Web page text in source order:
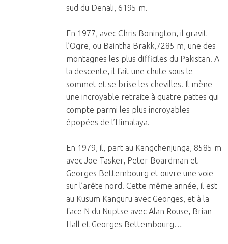
sud du Denali, 6195 m.
En 1977, avec Chris Bonington, il gravit
l’Ogre, ou Baintha Brakk,7285 m, une des
montagnes les plus difficiles du Pakistan. A
la descente, il fait une chute sous le
sommet et se brise les chevilles. Il mène
une incroyable retraite à quatre pattes qui
compte parmi les plus incroyables
épopées de l’Himalaya.
En 1979, il, part au Kangchenjunga, 8585 m
avec Joe Tasker, Peter Boardman et
Georges Bettembourg et ouvre une voie
sur l’arête nord. Cette même année, il est
au Kusum Kanguru avec Georges, et à la
face N du Nuptse avec Alan Rouse, Brian
Hall et Georges Bettembourg…